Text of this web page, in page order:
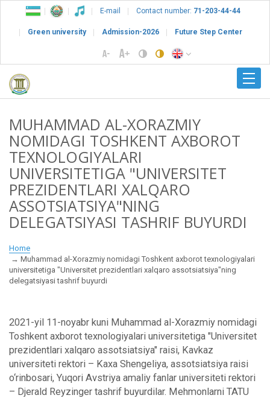
E-mail Contact number: 71-203-44-44
Green university Admission-2026 Future Step Center
MUHAMMAD AL-XORAZMIY
NOMIDAGI TOSHKENT AXBOROT
TEXNOLOGIYALARI
UNIVERSITETIGA "UNIVERSITET
PREZIDENTLARI XALQARO
ASSOTSIATSIYA"NING
DELEGATSIYASI TASHRIF BUYURDI
Home
Muhammad al-Xorazmiy nomidagi Toshkent axborot texnologiyalari
universitetiga "Universitet prezidentlari xalqaro assotsiatsiya"ning
delegatsiyasi tashrif buyurdi
2021-yil 11-noyabr kuni Muhammad al-Xorazmiy nomidagi
Toshkent axborot texnologiyalari universitetiga "Universitet
prezidentlari xalqaro assotsiatsiya" raisi, Kavkaz
universiteti rektori – Kaxa Shengeliya, assotsiatsiya raisi
o‘rinbosari, Yuqori Avstriya amaliy fanlar universiteti rektori
– Djerald Reyzinger tashrif buyurdilar. Mehmonlarni TATU